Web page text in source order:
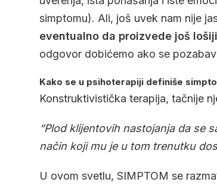
simptomu). Ali, još uvek nam nije
eventualno da proizvede još
odgovor dobićemo ako se
Kako se u psihoterapiji definiše
Konstruktivistička terapija, tačnije
“Plod klijentovih nastojanja da se
način koji mu je u tom trenutku
U ovom svetlu, SIMPTOM se